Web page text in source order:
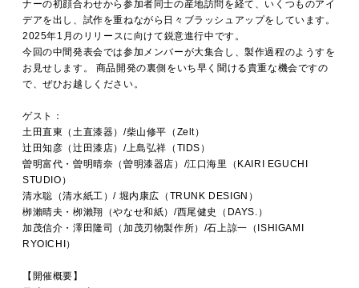
ナーの初顔合わせから参加者同士の産地訪問を経て、いくつものアイ
デアを出し、試作を重ねながら日々ブラッシュアップをしています。
2025年1月のリリースに向けて鋭意進行中です。
今回の中間発表会では参加メンバーが大集合し、製作過程のようすを
お見せします。 商品開発の裏側をいち早く聞ける貴重な機会ですの
で、ぜひお越しください。
ゲスト：
土田直東（土直漆器）/柴山修平（Zelt）
辻田知彦（辻田漆店）/上島弘祥（TIDS）
曽明富代・曽明晴奈（曽明漆器店）/江口海里（KAIRI EGUCHI
STUDIO）
清水聡（清水紙工）/ 堀内康広（TRUNK DESIGN）
栁瀨晴夫・栁瀨翔（やなせ和紙）/西尾健史（DAYS.）
加茂信介・澤田隆司（加茂刃物製作所）/石上諒一（ISHIGAMI
RYOICHI）
【開催概要】